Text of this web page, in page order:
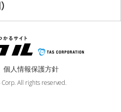
個人情報保護方針
Corp. All rights reserved.